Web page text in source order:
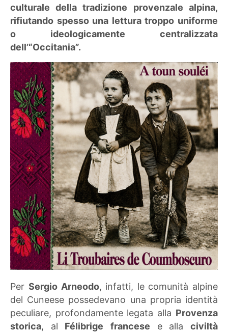
culturale della tradizione provenzale alpina,
rifiutando spesso una lettura troppo uniforme
o ideologicamente centralizzata
dell’“Occitania”.
Per Sergio Arneodo, infatti, le comunità alpine
del Cuneese possedevano una propria identità
peculiare, profondamente legata alla Provenza
storica, al Félibrige francese e alla civiltà